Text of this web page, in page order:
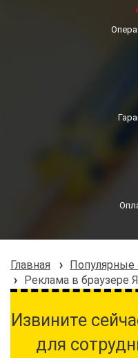
Главная
Популярные
Реклама в браузере
Извините
для
Российской
информация
Федеральный закон